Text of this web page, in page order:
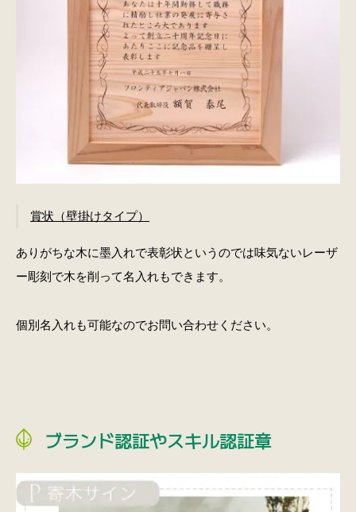
賞状（壁掛けタイプ）
ありがちな木に墨入れで表彰状というのでは味気ないレーザ
ー彫刻で木を削って名入れもできます。
個別名入れも可能なのでお問い合わせください。
ブランド認証やスキル認証章